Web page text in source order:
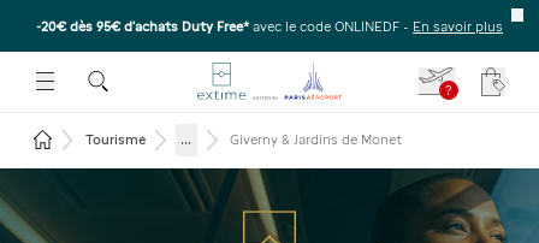
-20€ dès 95€ d’achats Duty Free* avec le code ONLINEDF - En savoir plus
MENU
OUVRIR LE SOUS-MENU
POUR OUVRIR LE SOUS-MENU
?
Revenir à la page d'accueil
Tourisme ... Giverny & Jardins de Monet